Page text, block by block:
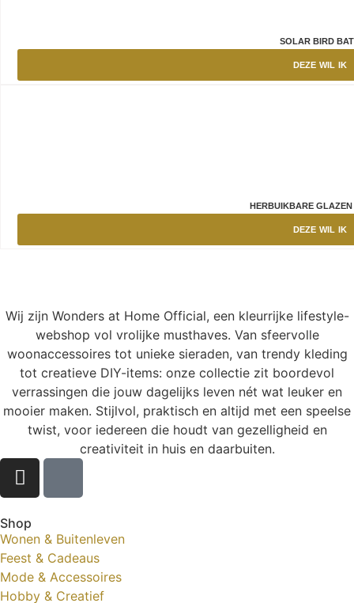
SOLAR BIRD
DEZE WIL IK
HERBUIKBARE GLAZEN
DEZE WIL IK
Wij zijn Wonders at Home Official, een kleurrijke lifestyle-
webshop vol vrolijke musthaves. Van sfeervolle
woonaccessoires tot unieke sieraden, van trendy kleding
tot creatieve DIY-items: onze collectie zit boordevol
verrassingen die jouw dagelijks leven nét wat leuker en
mooier maken. Stijlvol, praktisch en altijd met een speelse
twist, voor iedereen die houdt van gezelligheid en
creativiteit in huis en daarbuiten.
Shop
Wonen & Buitenleven
Feest & Cadeaus
Mode & Accessoires
Hobby & Creatief